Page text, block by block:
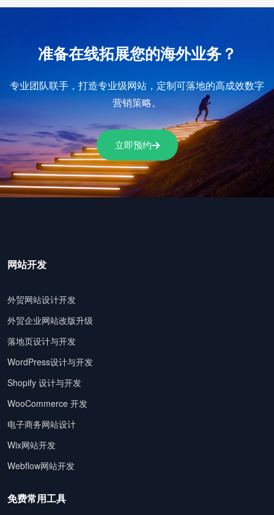
准备在线拓展您的海外业务？
专业团队联手，打造专业级网站，定制可落地的高成效数字
营销策略。
立即预约
网站开发
外贸网站设计开发
外贸企业网站改版升级
落地页设计与开发
WordPress设计与开发
Shopify 设计与开发
WooCommerce 开发
电子商务网站设计
Wix网站开发
Webflow网站开发
免费常用工具